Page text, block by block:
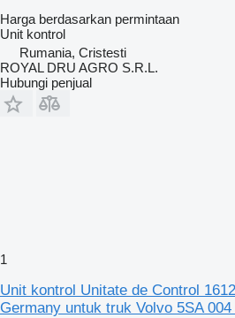
Harga berdasarkan permintaan
Unit kontrol
Rumania, Cristesti
ROYAL DRU AGRO S.R.L.
Hubungi penjual
1
Unit kontrol Unitate de Control
Germany untuk truk Volvo 5SA 004